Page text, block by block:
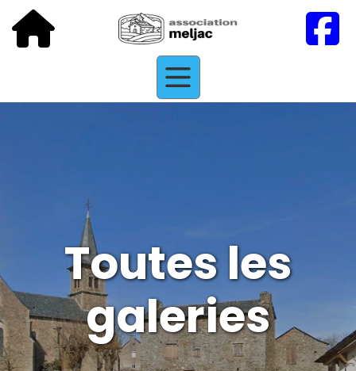
Toutes les
galeries